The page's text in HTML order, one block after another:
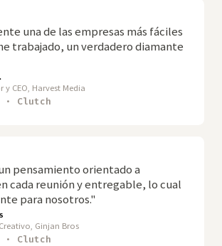
una de las empresas más fáciles
trabajado, un verdadero diamante
y CEO, Harvest Media
· Clutch
pensamiento orientado a
cada reunión y entregable, lo cual
para nosotros."
Ginjan Bros
· Clutch